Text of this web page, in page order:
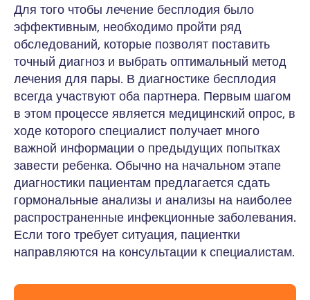
Для того чтобы лечение бесплодия было
эффективным, необходимо пройти ряд
обследований, которые позволят поставить
точный диагноз и выбрать оптимальный метод
лечения для пары. В диагностике бесплодия
всегда участвуют оба партнера. Первым шагом
в этом процессе является медицинский опрос, в
ходе которого специалист получает много
важной информации о предыдущих попытках
завести ребенка. Обычно на начальном этапе
диагностики пациентам предлагается сдать
гормональные анализы и анализы на наиболее
распространенные инфекционные заболевания.
Если того требует ситуация, пациентки
направляются на консультации к специалистам.